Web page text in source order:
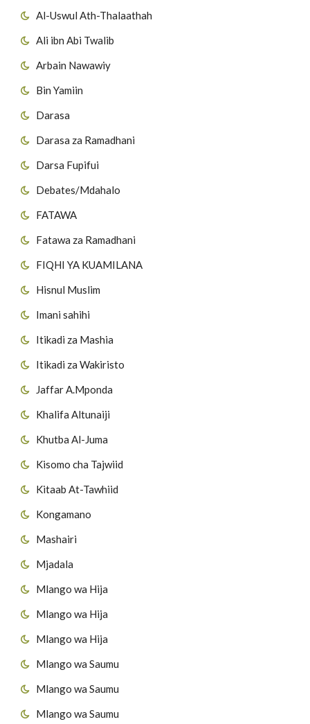
Al-Uswul Ath-Thalaathah
Ali ibn Abi Twalib
Arbain Nawawiy
Bin Yamiin
Darasa
Darasa za Ramadhani
Darsa Fupifui
Debates/Mdahalo
FATAWA
Fatawa za Ramadhani
FIQHI YA KUAMILANA
Hisnul Muslim
Imani sahihi
Itikadi za Mashia
Itikadi za Wakiristo
Jaffar A.Mponda
Khalifa Altunaiji
Khutba Al-Juma
Kisomo cha Tajwiid
Kitaab At-Tawhiid
Kongamano
Mashairi
Mjadala
Mlango wa Hija
Mlango wa Hija
Mlango wa Hija
Mlango wa Saumu
Mlango wa Saumu
Mlango wa Saumu